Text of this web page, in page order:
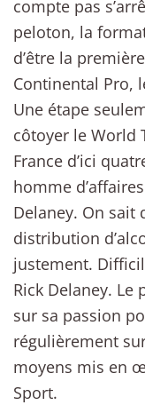
compte pas
peloton, la
d’être la
Continental Pro,
Une étape
côtoyer le World
France d’ici
homme
Delaney. On sait
distribution
justement.
Rick Delaney. Le
sur sa passion
régulièrement
moyens mis en
Sport.